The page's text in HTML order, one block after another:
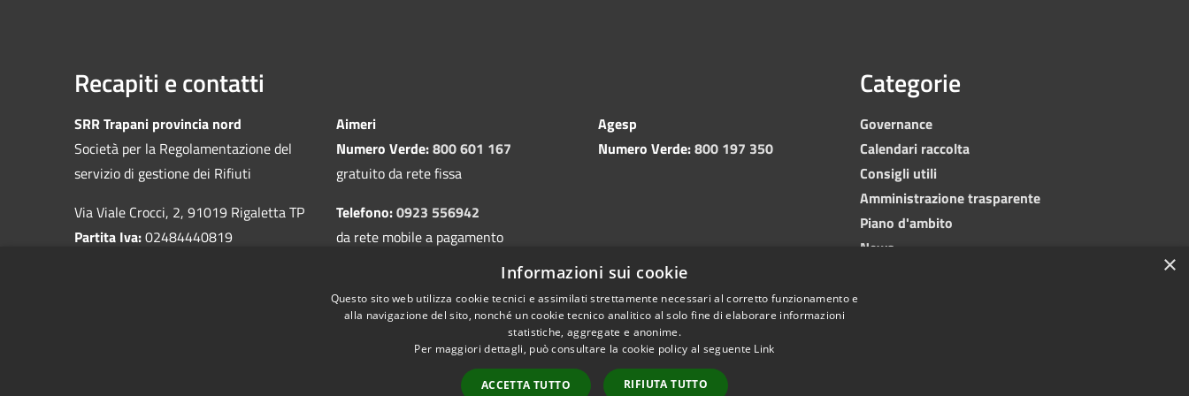
Recapiti e contatti
SRR Trapani provincia nord
Società per la Regolamentazione del
servizio di gestione dei Rifiuti
Via Viale Crocci, 2, 91019 Rigaletta TP
Partita Iva:02484440819
Aimeri
Numero Verde:800 601 167
gratuito da rete fissa
Telefono:0923 556942
da rete mobile a pagamento
Agesp
Numero Verde:800 197 350
Categorie
Governance
Calendari raccolta
Consigli utili
Amministrazione trasparente
Piano d'ambito
News
Copyright © 2023 •
×
Informazioni sui cookie
Questo sito web utilizza cookie tecnici e assimilati strettamente necessari al corretto funzionamento e
alla navigazione del sito, nonché un cookie tecnico analitico al solo fine di elaborare informazioni
statistiche, aggregate e anonime.
Per maggiori dettagli, può consultare la cookie policy al seguente Link
ACCETTA TUTTO RIFIUTA TUTTO